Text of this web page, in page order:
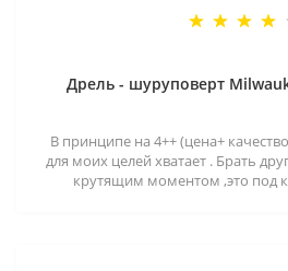
Дрель - шуруповерт
В принципе на 4++ (цена+
для моих целей хватает . Брать
крутящим моментом ,это под